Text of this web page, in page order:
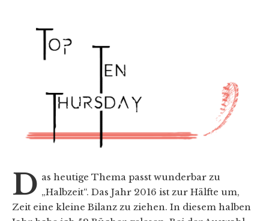
D as heutige Thema passt wunderbar zu
„Halbzeit“. Das Jahr 2016 ist zur Hälfte um,
Zeit eine kleine Bilanz zu ziehen. In diesem halben